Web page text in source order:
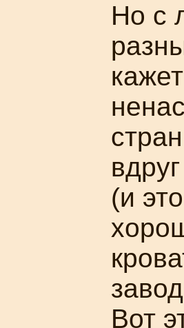
Но с
(и
Вот